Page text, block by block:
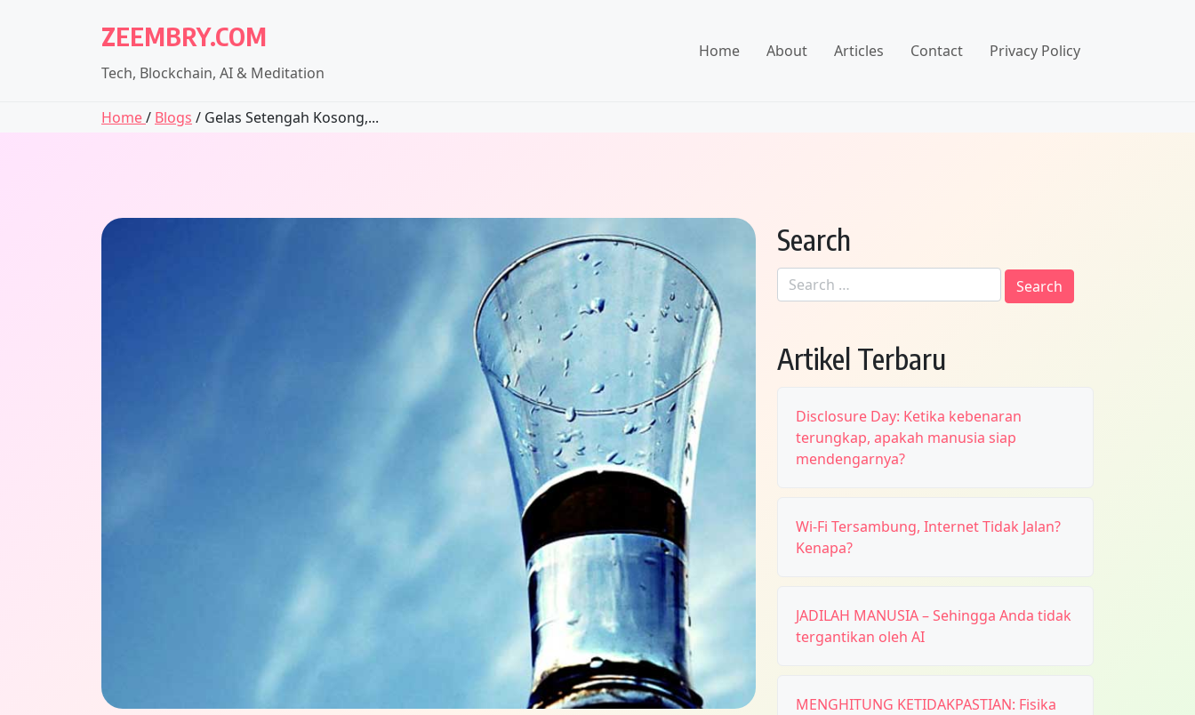
ZEEMBRY.COM
Tech, Blockchain, AI & Meditation
Home About Articles Contact Privacy Policy
Home/ Blogs / Gelas Setengah Kosong,...
Search
Search
for:
Artikel Terbaru
Disclosure Day: Ketika kebenaran
terungkap, apakah manusia siap
mendengarnya?
Wi-Fi Tersambung, Internet Tidak Jalan?
Kenapa?
JADILAH MANUSIA – Sehingga Anda tidak
tergantikan oleh AI
MENGHITUNG KETIDAKPASTIAN: Fisika